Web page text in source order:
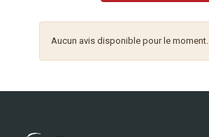
Aucun avis disponible pour le moment.